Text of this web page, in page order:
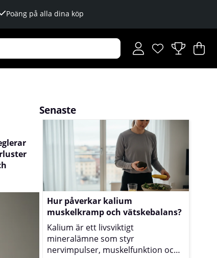
Poäng på alla dina köp
Önskelista
Antal i
.
.
Senaste
Hur påverkar kalium
muskelkramp och vätskebalans?
Kalium är ett livsviktigt
mineralämne som styr
nervimpulser, muskelfunktion och